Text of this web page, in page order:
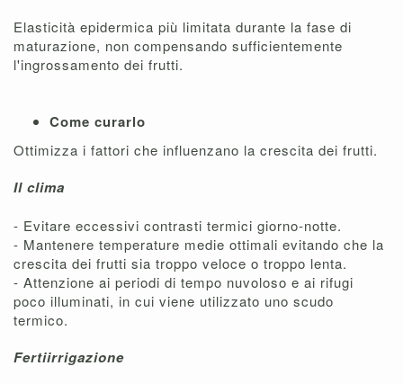
Elasticità epidermica più limitata durante la fase di
maturazione, non compensando sufficientemente
l'ingrossamento dei frutti.
Come curarlo
Ottimizza i fattori che influenzano la crescita dei frutti.
Il clima
- Evitare eccessivi contrasti termici giorno-notte.
- Mantenere temperature medie ottimali evitando che la
crescita dei frutti sia troppo veloce o troppo lenta.
- Attenzione ai periodi di tempo nuvoloso e ai rifugi
poco illuminati, in cui viene utilizzato uno scudo
termico.
Fertiirrigazione